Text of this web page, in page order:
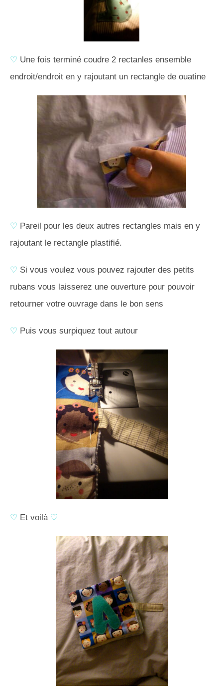
♡ Une fois terminé coudre 2 rectanles ensemble
endroit/endroit en y rajoutant un rectangle de ouatine
♡ Pareil pour les deux autres rectangles mais en y
rajoutant le rectangle plastifié.
♡ Si vous voulez vous pouvez rajouter des petits
rubans vous laisserez une ouverture pour pouvoir
retourner votre ouvrage dans le bon sens
♡ Puis vous surpiquez tout autour
♡ Et voilà ♡